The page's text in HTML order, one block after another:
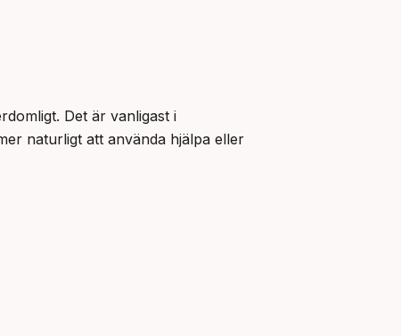
Det är vanligast i
naturligt att använda hjälpa eller